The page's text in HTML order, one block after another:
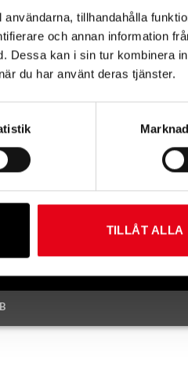
tillhandahålla
och annan information
Dessa kan i sin tur kombinera
du har använt deras tjänster.
TILLÅT ALLA